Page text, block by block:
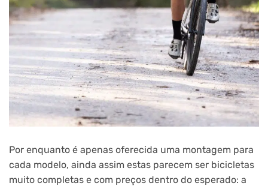
Por enquanto é apenas oferecida uma montagem para
cada modelo, ainda assim estas parecem ser bicicletas
muito completas e com preços dentro do esperado: a